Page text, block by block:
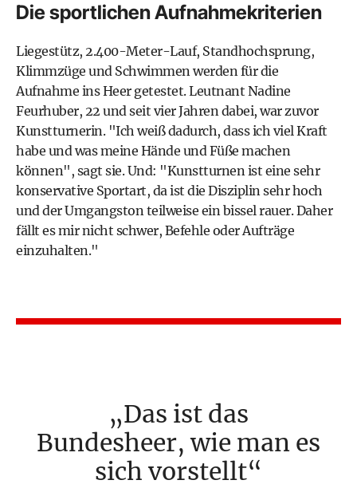
Die sportlichen Aufnahmekriterien
Liegestütz, 2.400-Meter-Lauf, Standhochsprung,
Klimmzüge und Schwimmen werden für die
Aufnahme ins Heer getestet. Leutnant Nadine
Feurhuber, 22 und seit vier Jahren dabei, war zuvor
Kunstturnerin. "Ich weiß dadurch, dass ich viel Kraft
habe und was meine Hände und Füße machen
können", sagt sie. Und: "Kunstturnen ist eine sehr
konservative Sportart, da ist die Disziplin sehr hoch
und der Umgangston teilweise ein bissel rauer. Daher
fällt es mir nicht schwer, Befehle oder Aufträge
einzuhalten."
Das ist das
Bundesheer, wie man es
sich vorstellt